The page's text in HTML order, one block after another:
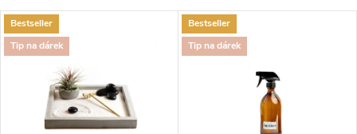
Bestseller
Tip na dárek
Bestseller
Tip na dárek